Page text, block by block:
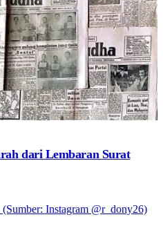
dari Lembaran Surat